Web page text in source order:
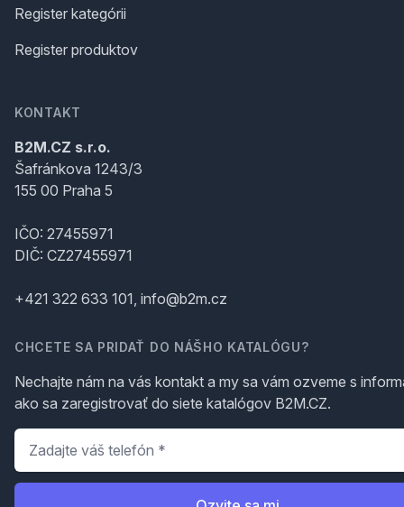
Register kategórii
Register produktov
KONTAKT
B2M.CZ s.r.o.
Šafránkova 1243/3
155 00 Praha 5
IČO: 27455971
DIČ: CZ27455971
+421 322 633 101, info@b2m.cz
CHCETE SA PRIDAŤ DO NÁŠHO KATALÓGU?
Nechajte nám na vás kontakt a my sa vám ozveme s
ako sa zaregistrovať do siete katalógov B2M.CZ.
Telefón